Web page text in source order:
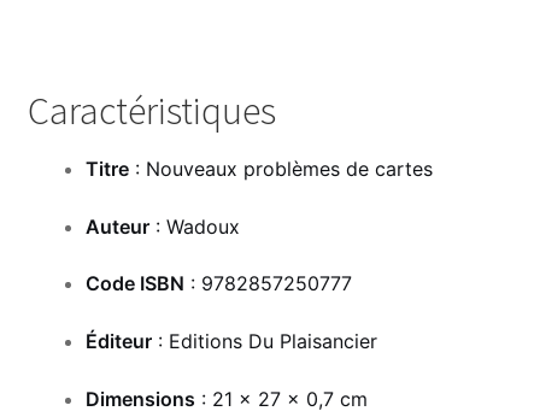
Caractéristiques
Titre: Nouveaux problèmes de cartes
Auteur: Wadoux
Code ISBN : 9782857250777
Éditeur: Editions Du Plaisancier
Dimensions : 21 x 27 x 0,7 cm